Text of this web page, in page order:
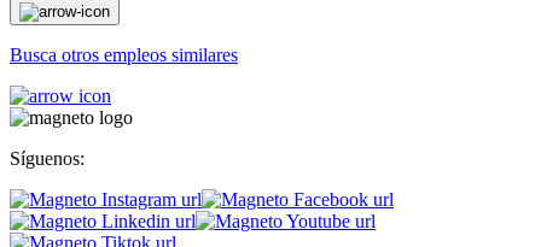
Busca otros empleos similares
Síguenos: